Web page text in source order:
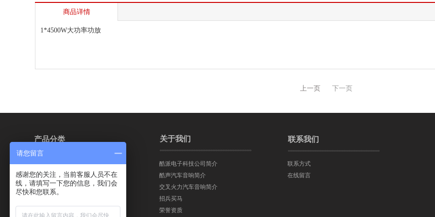
商品详情
1*4500W大功率功放
上一页 下一页
产品分类
交叉火力汽车音响
关于我们
酷派电子科技公司简介
酷声汽车音响简介
交叉火力汽车音响简介
招兵买马
荣誉资质
联系方式
在线留言
联系我们
请您留言
感谢您的关注，当前客服人员不在
线，请填写一下您的信息，我们会
尽快和您联系。